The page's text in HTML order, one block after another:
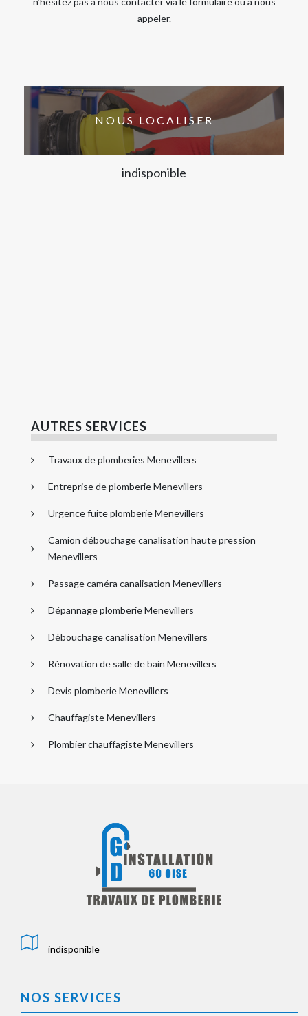
appeler.
NOUS LOCALISER
indisponible
AUTRES SERVICES
Travaux de plomberies Menevillers
Entreprise de plomberie Menevillers
Urgence fuite plomberie Menevillers
Camion débouchage canalisation haute pression
Menevillers
Passage caméra canalisation Menevillers
Dépannage plomberie Menevillers
Débouchage canalisation Menevillers
Rénovation de salle de bain Menevillers
Devis plomberie Menevillers
Chauffagiste Menevillers
Plombier chauffagiste Menevillers
indisponible
NOS SERVICES